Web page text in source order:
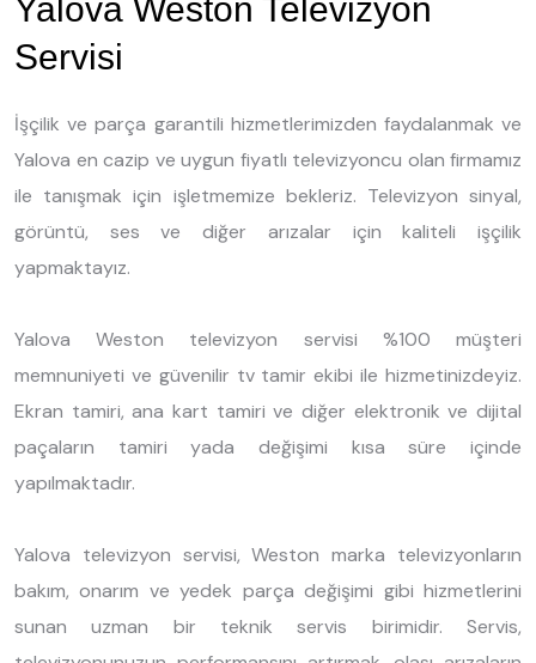
Yalova Weston Televizyon
Servisi
İşçilik ve parça garantili hizmetlerimizden faydalanmak ve
Yalova en cazip ve uygun fiyatlı televizyoncu olan firmamız
ile tanışmak için işletmemize bekleriz. Televizyon sinyal,
görüntü, ses ve diğer arızalar için kaliteli işçilik
yapmaktayız.
Yalova Weston televizyon servisi %100 müşteri
memnuniyeti ve güvenilir tv tamir ekibi ile hizmetinizdeyiz.
Ekran tamiri, ana kart tamiri ve diğer elektronik ve dijital
paçaların tamiri yada değişimi kısa süre içinde
yapılmaktadır.
Yalova televizyon servisi, Weston marka televizyonların
bakım, onarım ve yedek parça değişimi gibi hizmetlerini
sunan uzman bir teknik servis birimidir. Servis,